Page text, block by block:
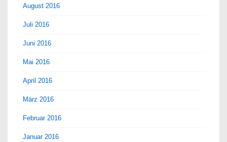
August 2016
Juli 2016
Juni 2016
Mai 2016
April 2016
März 2016
Februar 2016
Januar 2016